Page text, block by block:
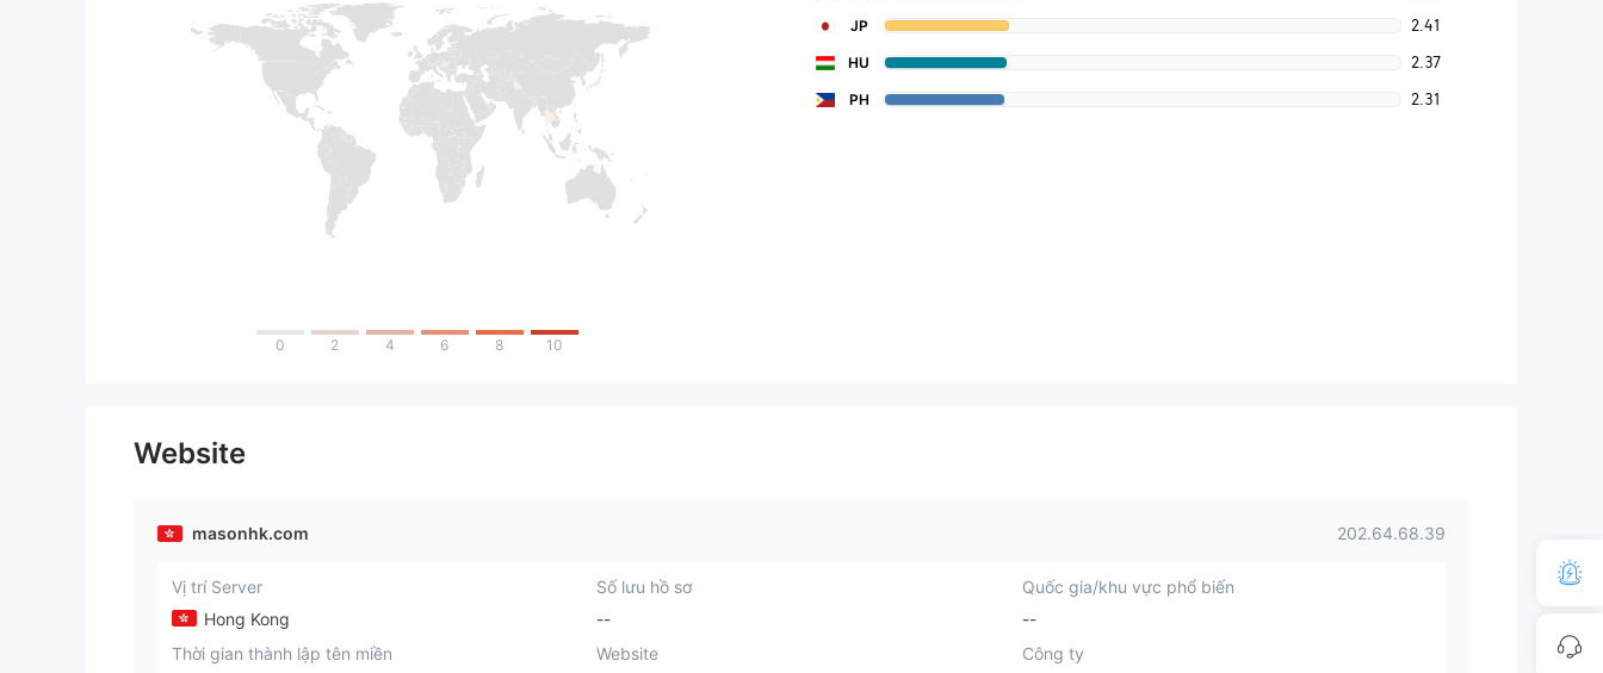
0 2 4 6 8 10
JP 2.41
HU 2.37
PH 2.31
Website
masonhk.com 202.64.68.39
Vị trí Server
Hong Kong
Số lưu hồ sơ
--
Quốc gia/khu vực phổ biến
--
Thời gian thành lập tên miền
Website
Công ty